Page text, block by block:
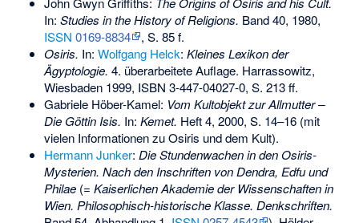
In: Studies in the History of Religions. Band 40, 1980,
ISSN 0169-8834
, S. 85 f.
Osiris. In: Wolfgang Helck: Kleines Lexikon der
Ägyptologie. 4. überarbeitete Auflage. Harrassowitz,
Wiesbaden 1999, ISBN 3-447-04027-0, S. 213 ff.
Gabriele Höber-Kamel: Vom Kultobjekt zur Allmutter –
Die Göttin Isis. In: Kemet. Heft 4, 2000, S. 14–16 (mit
vielen Informationen zu Osiris und dem Kult).
Hermann Junker: Die Stundenwachen in den Osiris-
Mysterien. Nach den Inschriften von Dendra, Edfu und
Philae(= Kaiserlichen Akademie der Wissenschaften in
Wien. Philosophisch-historische Klasse. Denkschriften.